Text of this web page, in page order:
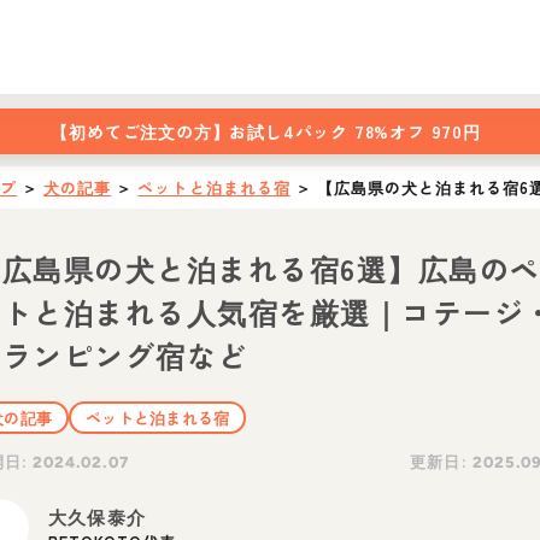
【初めてご注文の方】 お試し4パック 78%オフ 970円
＞ 犬の記事 ＞ ペットと泊まれる宿 ＞ 【広島県の犬と泊まれる宿
島県の犬と泊まれる宿6選】広島のペ
と泊まれる人気宿を厳選｜コテージ
ンピング宿など
の記事
ペットと泊まれる宿
日:2024.02.07 更新日:
大久保泰介